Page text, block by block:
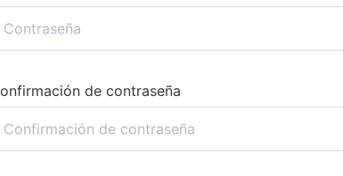
de contraseña